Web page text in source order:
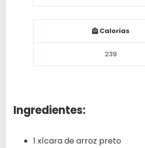
Calorias
239
Ingredientes:
1 xícara de arroz preto